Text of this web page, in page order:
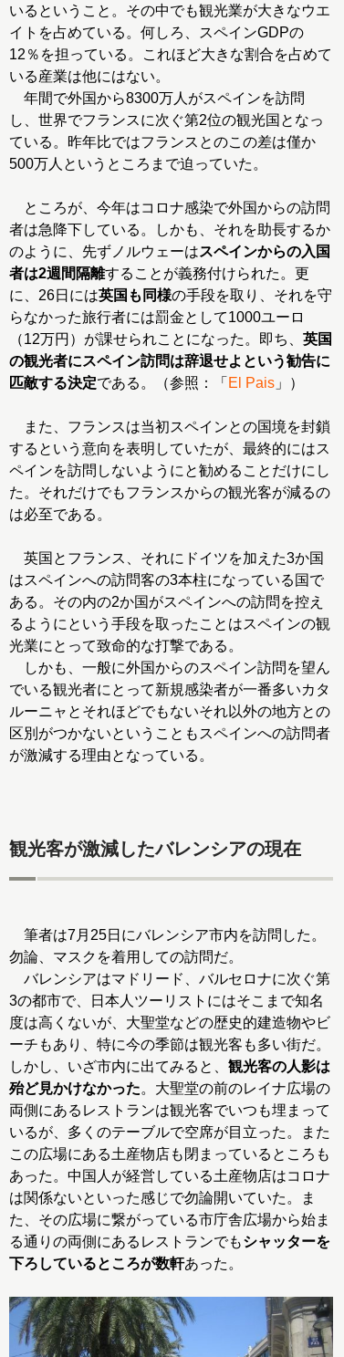
いるということ。その中でも観光業が大きなウエ
イトを占めている。何しろ、スペインGDPの
12％を担っている。これほど大きな割合を占めて
いる産業は他にはない。
年間で外国から8300万人がスペインを訪問
し、世界でフランスに次ぐ第2位の観光国となっ
ている。昨年比ではフランスとのこの差は僅か
500万人というところまで迫っていた。
ところが、今年はコロナ感染で外国からの訪問
者は急降下している。しかも、それを助長するか
のように、先ずノルウェーはスペインからの入国
者は2週間隔離することが義務付けられた。更
に、26日には英国も同様の手段を取り、それを守
らなかった旅行者には罰金として1000ユーロ
（12万円）が課せられことになった。即ち、 英国
の観光者にスペイン訪問は辞退せよという勧告に
匹敵する決定である。（参照：「 El Pais 」）
また、フランスは当初スペインとの国境を封鎖
するという意向を表明していたが、最終的にはス
ペインを訪問しないようにと勧めることだけにし
た。それだけでもフランスからの観光客が減るの
は必至である。
英国とフランス、それにドイツを加えた3か国
はスペインへの訪問客の3本柱になっている国で
ある。その内の2か国がスペインへの訪問を控え
るようにという手段を取ったことはスペインの観
光業にとって致命的な打撃である。
しかも、一般に外国からのスペイン訪問を望ん
でいる観光者にとって新規感染者が一番多いカタ
ルーニャとそれほどでもないそれ以外の地方との
区別がつかないということもスペインへの訪問者
が激減する理由となっている。
観光客が激減したバレンシアの現在
筆者は7月25日にバレンシア市内を訪問した。
勿論、マスクを着用しての訪問だ。
バレンシアはマドリード、バルセロナに次ぐ第
3の都市で、日本人ツーリストにはそこまで知名
度は高くないが、大聖堂などの歴史的建造物やビ
ーチもあり、特に今の季節は観光客も多い街だ。
しかし、いざ市内に出てみると、 観光客の人影は
殆ど見かけなかった。大聖堂の前のレイナ広場の
両側にあるレストランは観光客でいつも埋まって
いるが、多くのテーブルで空席が目立った。また
この広場にある土産物店も閉まっているところも
あった。中国人が経営している土産物店はコロナ
は関係ないといった感じで勿論開いていた。ま
た、その広場に繋がっている市庁舎広場から始ま
る通りの両側にあるレストランでもシャッターを
下ろしているところが数軒あった。